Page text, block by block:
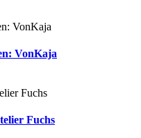
VonKaja
Fuchs